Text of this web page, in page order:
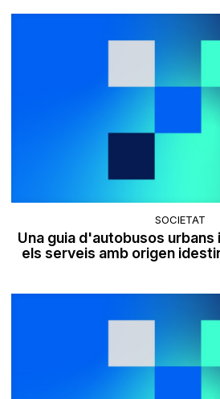
SOCIETAT
Una guia d'autobusos
els serveis amb origen